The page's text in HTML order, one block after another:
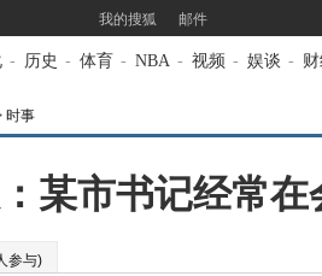
我的搜狐 邮件
- 历史 - 体育 - NBA - 视频 - 娱谈 -
时事
某市书记经常
参与)